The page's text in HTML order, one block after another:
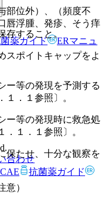
すること。
ポイトキャップをよ
部位外）、（頻度不
唇浮腫、発疹、そう痒
等の発現を予測する
．１参照〕。
ー等の発現時に救急処
１．１参照〕。
たせ、十分な観察を
意）
薬ガイド
ERマニュ
合わせ
抗菌薬ガイド